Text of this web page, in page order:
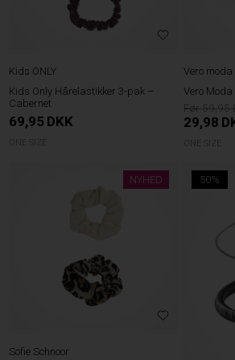
Kids ONLY
Kids Only Hårelastikker 3-pak –
Cabernet
69,95 DKK
ONE SIZE
Vero
Vero
59,95
29,98
ONE SIZE
NYHED
Sofie Schnoor
50%